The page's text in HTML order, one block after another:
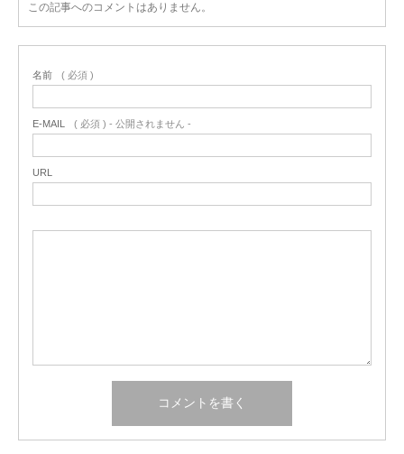
この記事へのコメントはありません。
名前 ( 必須 )
E-MAIL ( 必須 ) - 公開されません -
URL